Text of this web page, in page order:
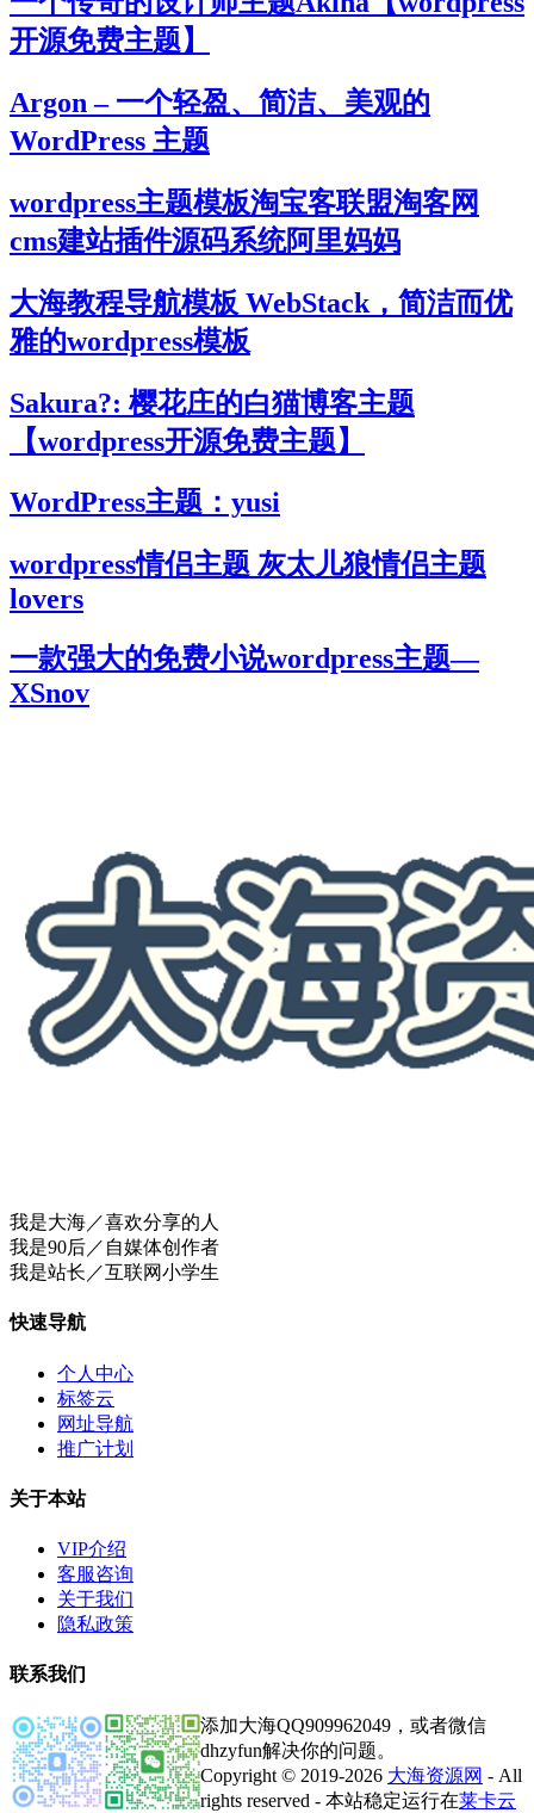
开源免费主题】
Argon – 一个轻盈、简洁、美观的
WordPress 主题
wordpress主题模板淘宝客联盟淘客网
cms建站插件源码系统阿里妈妈
大海教程导航模板 WebStack，简洁而优
雅的wordpress模板
Sakura?: 樱花庄的白猫博客主题
【wordpress开源免费主题】
WordPress主题：yusi
wordpress情侣主题 灰太儿狼情侣主题
lovers
一款强大的免费小说wordpress主题—
XSnov
我是大海／喜欢分享的人
我是90后／自媒体创作者
我是站长／互联网小学生
快速导航
个人中心
标签云
网址导航
推广计划
关于本站
VIP介绍
客服咨询
关于我们
隐私政策
联系我们
添加大海QQ909962049，或者微信
dhzyfun解决你的问题。
Copyright © 2019-2026 大海资源网 - All
rights reserved - 本站稳定运行在莱卡云